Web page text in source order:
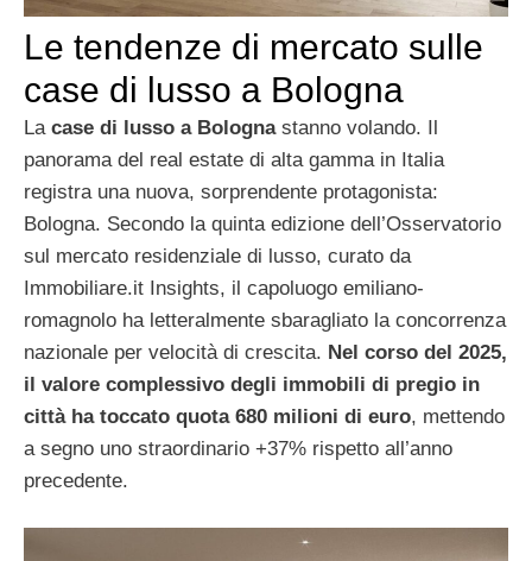
Le tendenze di mercato sulle
case di lusso a Bologna
La case di lusso a Bolognastanno volando. Il
panorama del real estate di alta gamma in Italia
registra una nuova, sorprendente protagonista:
Bologna. Secondo la quinta edizione dell’Osservatorio
sul mercato residenziale di lusso, curato da
Immobiliare.it Insights, il capoluogo emiliano-
romagnolo ha letteralmente sbaragliato la concorrenza
nazionale per velocità di crescita. Nel corso del 2025,
il valore complessivo degli immobili di pregio in
città ha toccato quota 680 milioni di euro, mettendo
a segno uno straordinario +37% rispetto all’anno
precedente.